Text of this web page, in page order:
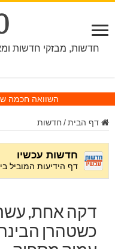
השוואה חכמה
דף הבית / חדשות
דקה אחת,
כשטהרן